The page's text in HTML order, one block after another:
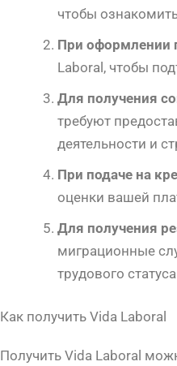
чтобы
При оформлении
Laboral, чтобы
Для получения
требуют
деятельности и
При подаче на
оценки вашей
Для получения
миграционные
трудового
Как получить Vida Laboral
Получить Vida Laboral